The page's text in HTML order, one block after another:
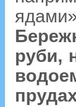
руби,